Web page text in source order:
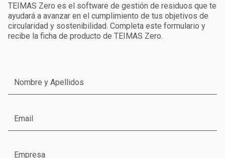
TEIMAS Zero es el software de gestión de residuos que te
ayudará a avanzar en el cumplimiento de tus objetivos de
circularidad y sostenibilidad. Completa este formulario y
recibe la ficha de producto de TEIMAS Zero.